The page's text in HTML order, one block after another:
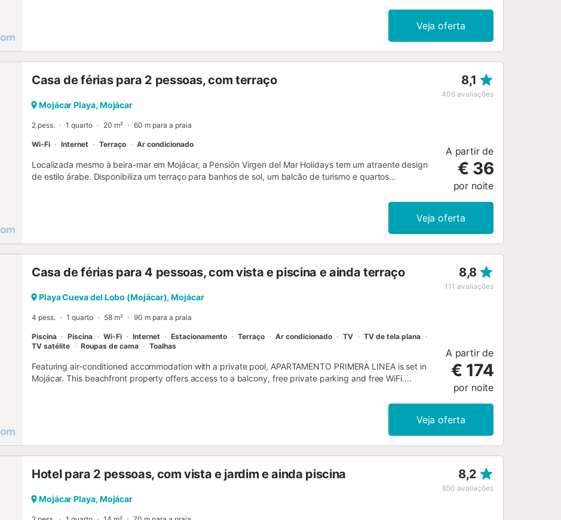
Veja oferta
Casa de férias para 2 pessoas, com terraço 8,1
406 avaliações
Mojácar Playa, Mojácar
2 pess. 1 quarto 20 m² 60 m para a praia
Wi-Fi Internet Terraço Ar condicionado
Localizada mesmo à beira-mar em Mojácar, a Pensión Virgen del Mar Holidays tem um atraente design
de estilo árabe. Disponibiliza um terraço para banhos de sol, um balcão de turismo e quartos
antecipadamente sobre o seu horário de chegada. Para isso poderá utilizar a caixa de Pedidos
Especiais durante o processo da reserva ou contactar a propriedade diretamente através dos dados
para contacto providenciados na sua confirmação. Esta propriedade não permite a realização de festas
A partir de
€ 36
por noite
Veja oferta
Casa de férias para 4 pessoas, com vista e piscina e ainda terraço 8,8
111 avaliações
Playa Cueva del Lobo (Mojácar), Mojácar
4 pess. 1 quarto 58 m² 90 m para a praia
Piscina Piscina Wi-Fi Internet Estacionamento Terraço Ar condicionado TV
TV de tela plana
TV satélite
Roupas de cama Toalhas
Featuring air-conditioned accommodation with a private pool, APARTAMENTO PRIMERA LINEA is set in
Mojácar. This beachfront property offers access to a balcony, free private parking and free WiFi....
A partir de
€ 174
por noite
Veja oferta
Hotel para 2 pessoas, com vista e jardim e ainda piscina 8,2
850 avaliações
Mojácar Playa, Mojácar